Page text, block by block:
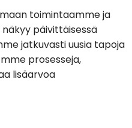
toimintaamme ja
päivittäisessä
jatkuvasti uusia tapoja
prosesseja,
lisäarvoa